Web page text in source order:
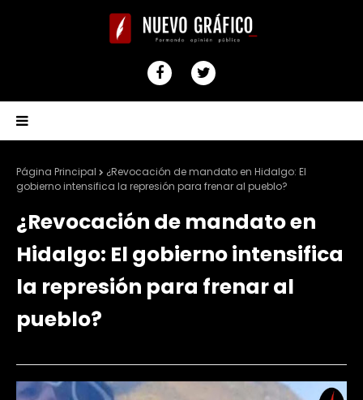
Página Principal
¿Revocación de mandato en Hidalgo: El
gobierno intensifica la represión para frenar al pueblo?
¿Revocación de mandato en
Hidalgo: El gobierno intensifica
la represión para frenar al
pueblo?